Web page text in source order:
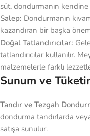
süt, dondurmanın
Salep: Dondurmanın
kazandıran bir başka
Doğal Tatlandırıcılar:
tatlandırıcılar kullanılır.
malzemelerle farklı
Sunum ve
Tandır ve Tezgah
dondurma tandırlarda
satışa sunulur.